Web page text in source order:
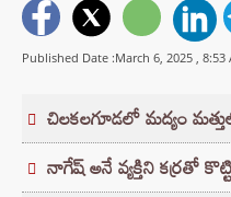
Published Date :March 6, 2025 , 8:53
చిలకలగూడలో మద్యం
నాగేష్ అనే వ్యక్తిని కర్రతో